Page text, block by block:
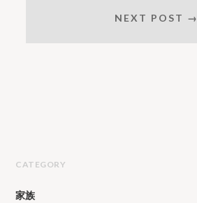
NEXT POST →
CATEGORY
家族